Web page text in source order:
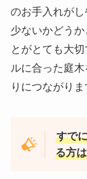
のお手入れが
少ないかどう
とがとても大
ルに合った庭
りにつながりま
すで
る方